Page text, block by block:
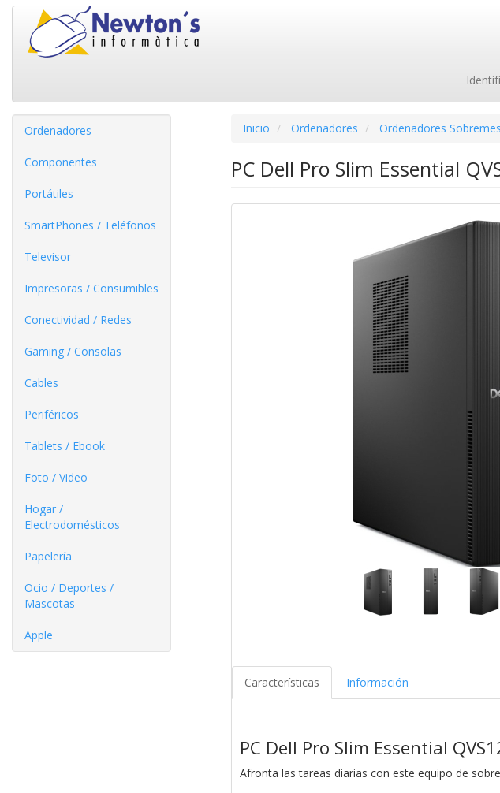
Ordenadores
Componentes
Portátiles
SmartPhones / Teléfonos
Televisor
Impresoras / Consumibles
Conectividad / Redes
Gaming / Consolas
Cables
Periféricos
Tablets / Ebook
Foto / Video
Hogar /
Electrodomésticos
Papelería
Ocio / Deportes /
Mascotas
Apple
Inicio Ordenadores Ordenadores
PC Dell Pro Slim Essential
Características Información
PC Dell Pro Slim Essential
Afronta las tareas diarias con este equipo de